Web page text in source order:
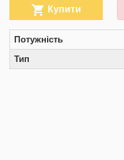
 Купити
Потужність
Тип